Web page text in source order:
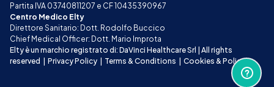
Partita IVA 03740811207 e CF 10435390967
Centro Medico Elty
Direttore Sanitario: Dott. Rodolfo Buccico
Chief Medical Officer: Dott. Mario Improta
Elty è un marchio registrato di: DaVinci Healthcare Srl | All rights
reserved | Privacy Policy | Terms & Conditions | Cookies & Policy